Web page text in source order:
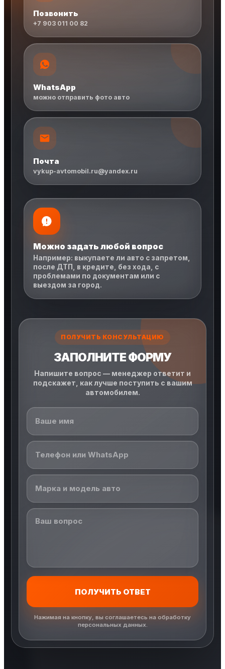
Позвонить
+7 903 011 00 82
WhatsApp
можно отправить фото авто
Почта
vykup-avtomobil.ru@yandex.ru
Можно задать любой вопрос
Например: выкупаете ли авто с запретом,
после ДТП, в кредите, без хода, с
проблемами по документам или с
выездом за город.
ПОЛУЧИТЬ КОНСУЛЬТАЦИЮ
ЗАПОЛНИТЕ ФОРМУ
Напишите вопрос — менеджер ответит и
подскажет, как лучше поступить с вашим
автомобилем.
ПОЛУЧИТЬ ОТВЕТ
Нажимая на кнопку, вы соглашаетесь на обработку
персональных данных.